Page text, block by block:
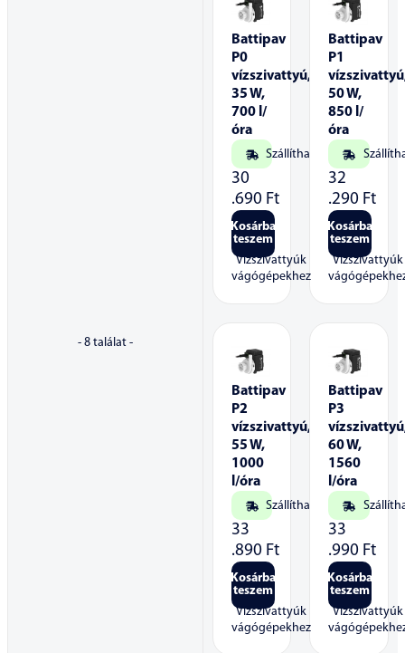
- 8találat -
Battipav
P0
vízszivattyú,
35 W,
700 l/
óra
Szállítható
30
.690 Ft
Kosárba
teszem
Vízszivattyúk
vágógépekhez
Battipav
P1
50 W,
850 l/
óra
32
.290 Ft
Kosárba
teszem
Vízszivattyúk
Battipav
P2
vízszivattyú,
55 W,
1000
l/óra
Szállítható
33
.890 Ft
Kosárba
teszem
Vízszivattyúk
vágógépekhez
Battipav
P3
60 W,
1560
l/óra
33
.990 Ft
Kosárba
teszem
Vízszivattyúk